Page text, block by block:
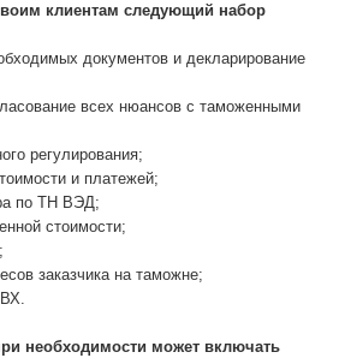
клиентам следующий набор
документов и декларирование
всех нюансов с таможенными
регулирования;
и платежей;
по ТН ВЭД;
стоимости;
заказчика на таможне;
необходимости может включать